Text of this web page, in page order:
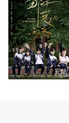
完结